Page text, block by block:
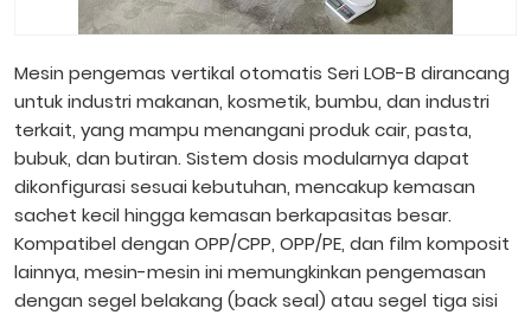
Mesin pengemas vertikal otomatis Seri LOB-B dirancang
untuk industri makanan, kosmetik, bumbu, dan industri
terkait, yang mampu menangani produk cair, pasta,
bubuk, dan butiran. Sistem dosis modularnya dapat
dikonfigurasi sesuai kebutuhan, mencakup kemasan
sachet kecil hingga kemasan berkapasitas besar.
Kompatibel dengan OPP/CPP, OPP/PE, dan film komposit
lainnya, mesin-mesin ini memungkinkan pengemasan
dengan segel belakang (back seal) atau segel tiga sisi